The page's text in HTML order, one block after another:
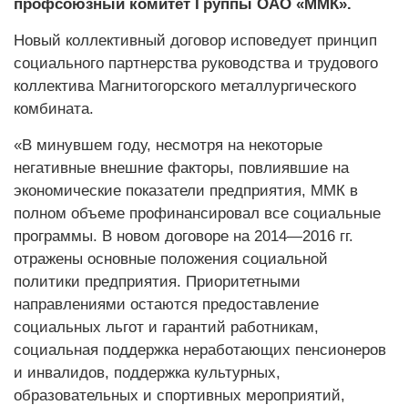
проф­союзный комитет Группы ОАО «ММК».
Новый коллективный до­говор исповедует принцип
социального партнерства руководства и трудового
коллектива Магнитогорского металлургического
комбината.
«В минувшем году, несмот­ря на некоторые
негативные внешние факторы, повлиявшие на
экономические показатели предприятия, ММК в
полном объеме профинансировал все социальные
программы. В новом договоре на 2014—2016 гг.
отражены основные положения социальной
политики предприятия. Приоритетными
направлениями остаются предоставление
социальных льгот и гарантий работникам,
социальная поддержка неработающих пенсионеров
и инвалидов, поддержка культурных,
образовательных и спортивных мероприятий,